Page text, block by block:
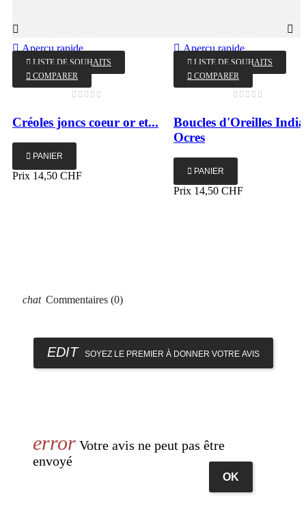
 Aperçu rapide
 LISTE DE SOUHAITS
 COMPARER
Créoles joncs coeur or et...
 PANIER
Prix 14,50 CHF
 Aperçu rapide
 LISTE DE SOUHAITS
 COMPARER
Boucles d'Oreilles India
Ocres
 PANIER
Prix 14,50 CHF
Commentaires (0)
SOYEZ LE PREMIER À DONNER VOTRE AVIS
Votre avis ne peut pas être
envoyé
OK